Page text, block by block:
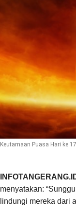
Keutamaan Puasa Hari ke
menyatakan:
lindungi mereka dari